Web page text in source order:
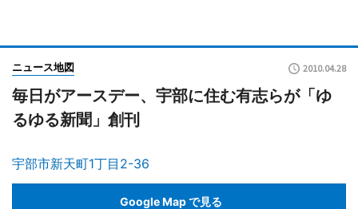
ニュース地図 2010.04.28
毎日がアースデー、宇部に住む有志らが「ゆ
るゆる新聞」創刊
宇部市新天町1丁目2-36
Google Map で見る